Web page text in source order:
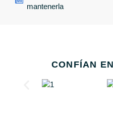
mantenerla
CONFÍAN